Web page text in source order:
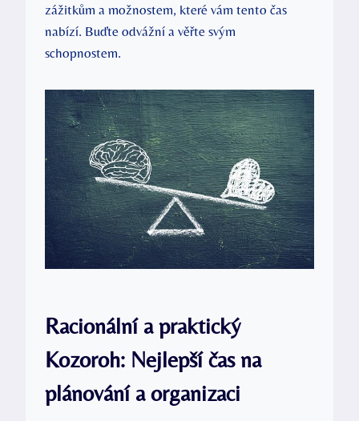
zážitkům a možnostem, které vám tento čas
nabízí. Buďte odvážní a věřte svým
schopnostem.
Racionální a praktický
Kozoroh: Nejlepší čas na
plánování a organizaci